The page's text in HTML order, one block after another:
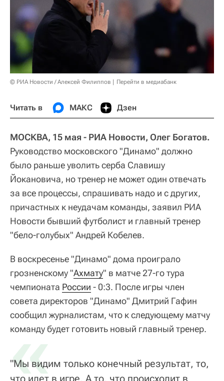
© РИА Новости / Алексей Филиппов Перейти в медиабанк
Читать в МАКС Дзен
МОСКВА, 15 мая - РИА Новости, Олег Богатов.
Руководство московского "Динамо" должно
было раньше уволить серба Славишу
Йокановича, но тренер не может один отвечать
за все процессы, спрашивать надо и с других,
причастных к неудачам команды, заявил РИА
Новости бывший футболист и главный тренер
"бело-голубых" Андрей Кобелев.
В воскресенье "Динамо" дома проиграло
грозненскому "Ахмату" в матче 27-го тура
чемпионата России - 0:3. После игры член
совета директоров "Динамо" Дмитрий Гафин
сообщил журналистам, что к следующему матчу
команду будет готовить новый главный тренер.
«
"Мы видим только конечный результат, то,
что идет в игре. А то, что происходит в